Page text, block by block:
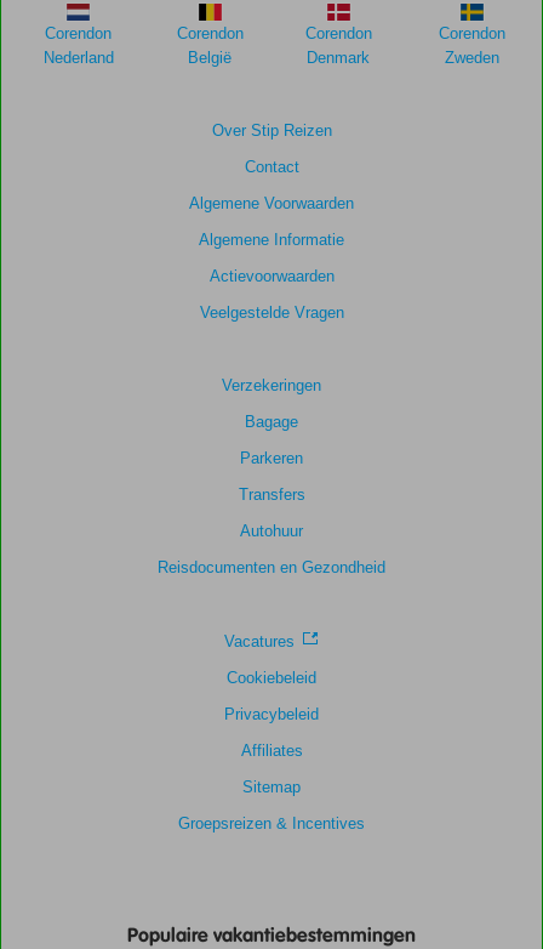
de
relevantie
6,3
Kamers
6,0
Kindvriendelijk
-
Over Stip Reizen
Contact
Algemene Voorwaarden
Algemene Informatie
Actievoorwaarden
Veelgestelde Vragen
Verzekeringen
Bagage
Parkeren
Transfers
Autohuur
Reisdocumenten en Gezondheid
Vacatures
Cookiebeleid
Privacybeleid
Affiliates
Sitemap
Groepsreizen & Incentives
Corendon
Nederland
Corendon
België
Corendon
Denmark
Corendon
Zweden
Populaire vakantiebestemmingen